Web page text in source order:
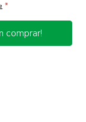
*
comprar!